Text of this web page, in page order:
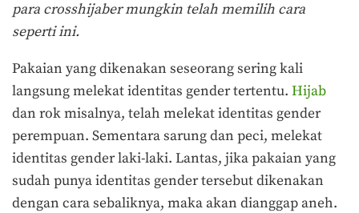
para crosshijaber mungkin telah memilih cara
seperti ini.
Pakaian yang dikenakan seseorang sering kali
langsung melekat identitas gender tertentu. Hijab
dan rok misalnya, telah melekat identitas gender
perempuan. Sementara sarung dan peci, melekat
identitas gender laki-laki. Lantas, jika pakaian yang
sudah punya identitas gender tersebut dikenakan
dengan cara sebaliknya, maka akan dianggap aneh.